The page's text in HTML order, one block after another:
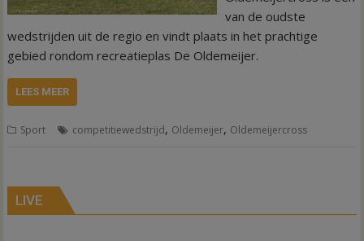
van de oudste
wedstrijden uit de regio en vindt plaats in het prachtige
gebied rondom recreatieplas De Oldemeijer.
LEES MEER
Sport competitiewedstrijd, Oldemeijer, Oldemeijercross
LIVE